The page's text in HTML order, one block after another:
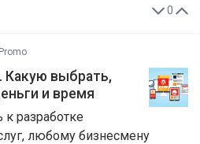
0
Какую выбрать,
и время
разработке
любому бизнесмену